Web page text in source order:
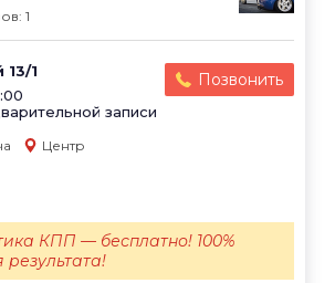
1
1
записи
Позвонить
Центр
КПП — бесплатно! 100%
результата!